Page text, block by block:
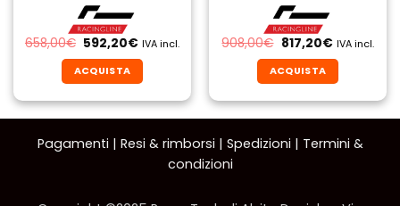
658,00€ Il
prezzo
originale
era:
658,00€.
592,20€Il
attuale
è:
592,20€.
IVA incl.
ACQUISTA
908,00€ Il
prezzo
originale
era:
908,00€.
817,20€Il
attuale
è:
817,20€.
IVA incl.
ACQUISTA
Pagamenti | Resi & rimborsi | Spedizioni | Termini &
condizioni